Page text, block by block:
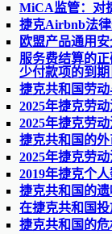
MiCA监管：对
捷克Airbnb法
欧盟产品通用
服务费结算的
少付款项的到期
捷克共和国劳
2025年捷克劳
2025年捷克劳
捷克共和国的外
2025年捷克劳
2019年捷克个
捷克共和国的
在捷克共和国
捷克共和国的